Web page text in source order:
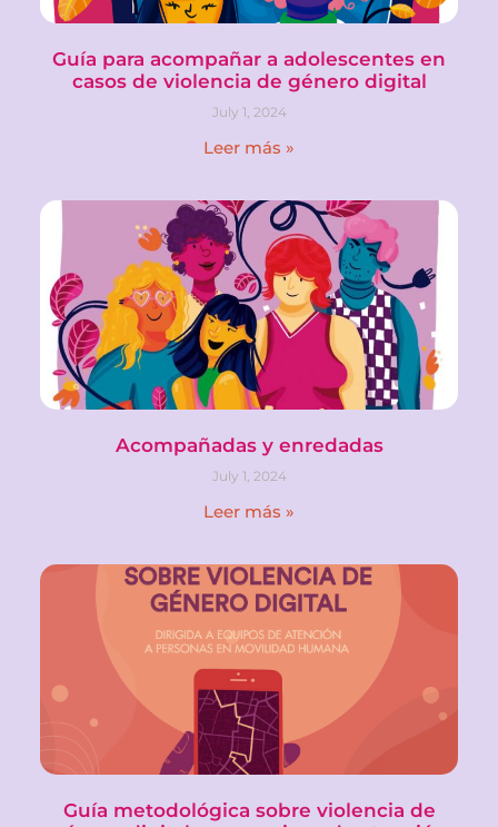
Guía para acompañar a adolescentes en
casos de violencia de género digital
July 1, 2024
Leer más »
Acompañadas y enredadas
July 1, 2024
Leer más »
Guía metodológica sobre violencia de